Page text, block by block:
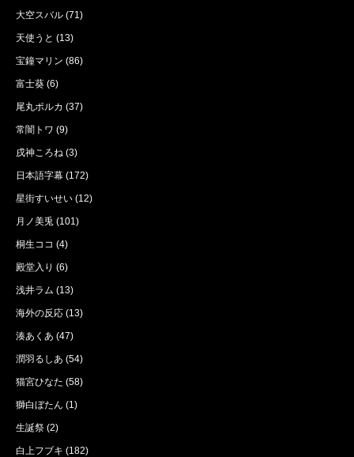
大空スバル (71)
天使うと (13)
宝鐘マリン (86)
富士葵 (6)
尾丸ポルカ (37)
常闇トワ (9)
戌神ころね (3)
日本語字幕 (172)
星街すいせい (12)
月ノ美兎 (101)
桐生ココ (4)
殿堂入り (6)
浅井ラム (13)
海外の反応 (13)
湊あくあ (47)
潤羽るしあ (54)
猫宮ひなた (58)
獅白ぼたん (1)
生誕祭 (2)
白上フブキ (182)